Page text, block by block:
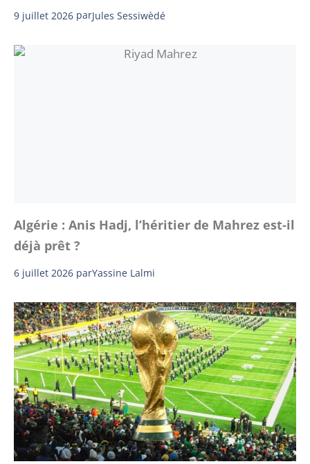
9 juillet 2026 parJules Sessiwèdé
Algérie : Anis Hadj, l’héritier de Mahrez est-il
déjà prêt ?
6 juillet 2026 parYassine Lalmi